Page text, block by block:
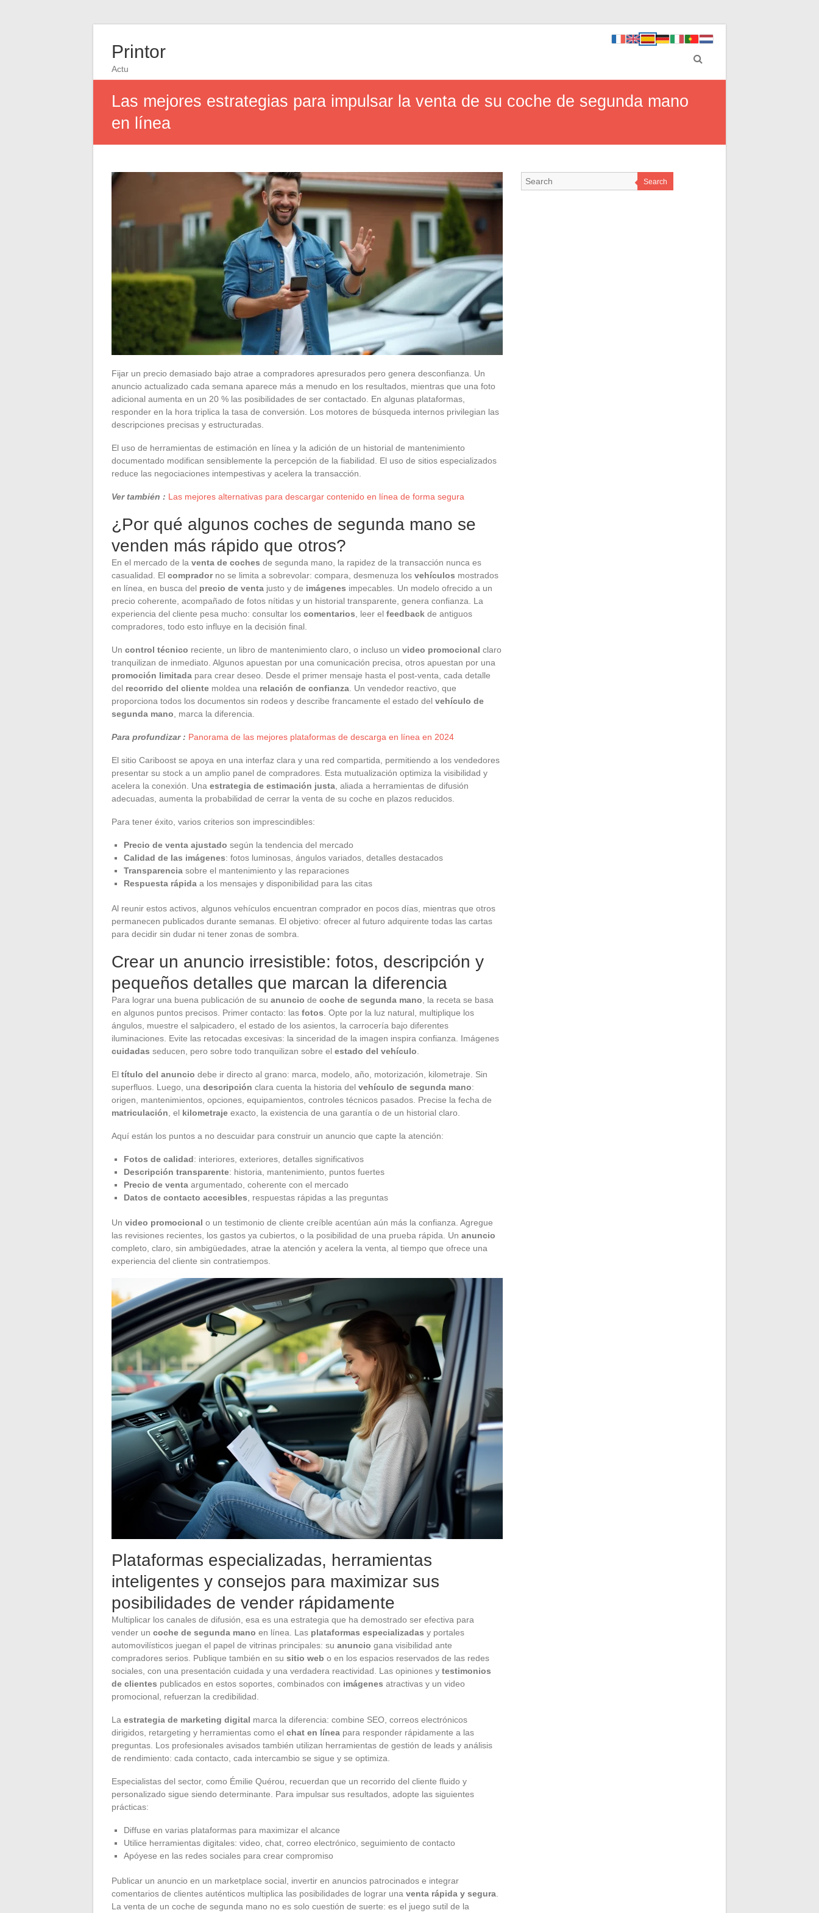
Printor
Actu
Las mejores estrategias para impulsar la venta de su coche de segunda mano
en línea
Fijar un precio demasiado bajo atrae a compradores apresurados pero genera desconfianza. Un
anuncio actualizado cada semana aparece más a menudo en los resultados, mientras que una foto
adicional aumenta en un 20 % las posibilidades de ser contactado. En algunas plataformas,
responder en la hora triplica la tasa de conversión. Los motores de búsqueda internos privilegian las
descripciones precisas y estructuradas.
El uso de herramientas de estimación en línea y la adición de un historial de mantenimiento
documentado modifican sensiblemente la percepción de la fiabilidad. El uso de sitios especializados
reduce las negociaciones intempestivas y acelera la transacción.
Ver también : Las mejores alternativas para descargar contenido en línea de forma segura
¿Por qué algunos coches de segunda mano se
venden más rápido que otros?
En el mercado de la venta de coches de segunda mano, la rapidez de la transacción nunca es
casualidad. El compradorno se limita a sobrevolar: compara, desmenuza los vehículos mostrados
en línea, en busca del precio de venta justo y de imágenes impecables. Un modelo ofrecido a un
precio coherente, acompañado de fotos nítidas y un historial transparente, genera confianza. La
experiencia del cliente pesa mucho: consultar los comentarios , leer el feedback de antiguos
compradores, todo esto influye en la decisión final.
Un control técnico reciente, un libro de mantenimiento claro, o incluso un video promocional claro
tranquilizan de inmediato. Algunos apuestan por una comunicación precisa, otros apuestan por una
promoción limitada para crear deseo. Desde el primer mensaje hasta el post-venta, cada detalle
del recorrido del cliente moldea una relación de confianza . Un vendedor reactivo, que
proporciona todos los documentos sin rodeos y describe francamente el estado del vehículo de
segunda mano , marca la diferencia.
Para profundizar : Panorama de las mejores plataformas de descarga en línea en 2024
El sitio Cariboost se apoya en una interfaz clara y una red compartida, permitiendo a los vendedores
presentar su stock a un amplio panel de compradores. Esta mutualización optimiza la visibilidad y
acelera la conexión. Una estrategia de estimación justa , aliada a herramientas de difusión
adecuadas, aumenta la probabilidad de cerrar la venta de su coche en plazos reducidos.
Para tener éxito, varios criterios son imprescindibles:
Precio de venta ajustado según la tendencia del mercado
Calidad de las imágenes: fotos luminosas, ángulos variados, detalles destacados
Transparencia sobre el mantenimiento y las reparaciones
Respuesta rápida a los mensajes y disponibilidad para las citas
Al reunir estos activos, algunos vehículos encuentran comprador en pocos días, mientras que otros
permanecen publicados durante semanas. El objetivo: ofrecer al futuro adquirente todas las cartas
para decidir sin dudar ni tener zonas de sombra.
Crear un anuncio irresistible: fotos, descripción y
pequeños detalles que marcan la diferencia
Para lograr una buena publicación de su anuncio de coche de segunda mano , la receta se basa
en algunos puntos precisos. Primer contacto: las fotos . Opte por la luz natural, multiplique los
ángulos, muestre el salpicadero, el estado de los asientos, la carrocería bajo diferentes
iluminaciones. Evite las retocadas excesivas: la sinceridad de la imagen inspira confianza. Imágenes
cuidadas seducen, pero sobre todo tranquilizan sobre el estado del vehículo
El título del anuncio debe ir directo al grano: marca, modelo, año, motorización, kilometraje. Sin
superfluos. Luego, una descripción clara cuenta la historia del vehículo de segunda mano:
origen, mantenimientos, opciones, equipamientos, controles técnicos pasados. Precise la fecha de
matriculación , el kilometraje exacto, la existencia de una garantía o de un historial claro.
Aquí están los puntos a no descuidar para construir un anuncio que capte la atención:
Fotos de calidad: interiores, exteriores, detalles significativos
Descripción transparente: historia, mantenimiento, puntos fuertes
Precio de venta argumentado, coherente con el mercado
Datos de contacto accesibles , respuestas rápidas a las preguntas
Un video promocional o un testimonio de cliente creíble acentúan aún más la confianza. Agregue
las revisiones recientes, los gastos ya cubiertos, o la posibilidad de una prueba rápida. Un anuncio
completo, claro, sin ambigüedades, atrae la atención y acelera la venta, al tiempo que ofrece una
experiencia del cliente sin contratiempos.
Plataformas especializadas, herramientas
inteligentes y consejos para maximizar sus
posibilidades de vender rápidamente
Multiplicar los canales de difusión, esa es una estrategia que ha demostrado ser efectiva para
vender un coche de segunda mano en línea. Las plataformas especializadas y portales
automovilísticos juegan el papel de vitrinas principales: su anuncio gana visibilidad ante
compradores serios. Publique también en su sitio web o en los espacios reservados de las redes
sociales, con una presentación cuidada y una verdadera reactividad. Las opiniones y testimonios
de clientes publicados en estos soportes, combinados con imágenes atractivas y un video
promocional, refuerzan la credibilidad.
La estrategia de marketing digital marca la diferencia: combine SEO, correos electrónicos
dirigidos, retargeting y herramientas como el chat en línea para responder rápidamente a las
preguntas. Los profesionales avisados también utilizan herramientas de gestión de leads y análisis
de rendimiento: cada contacto, cada intercambio se sigue y se optimiza.
Especialistas del sector, como Émilie Quérou, recuerdan que un recorrido del cliente fluido y
personalizado sigue siendo determinante. Para impulsar sus resultados, adopte las siguientes
prácticas:
Diffuse en varias plataformas para maximizar el alcance
Utilice herramientas digitales: video, chat, correo electrónico, seguimiento de contacto
Apóyese en las redes sociales para crear compromiso
Publicar un anuncio en un marketplace social, invertir en anuncios patrocinados e integrar
comentarios de clientes auténticos multiplica las posibilidades de lograr una venta rápida y segura
La venta de un coche de segunda mano no es solo cuestión de suerte: es el juego sutil de la
Search